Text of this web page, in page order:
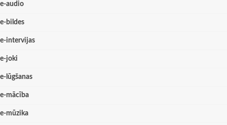
e-audio
e-bildes
e-intervijas
e-joki
e-lūgšanas
e-mācība
e-mūzika